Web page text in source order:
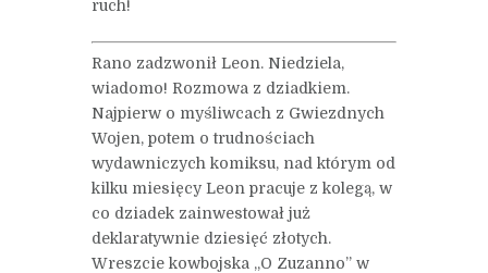
ruch!
Rano zadzwonił Leon. Niedziela,
wiadomo! Rozmowa z dziadkiem.
Najpierw o myśliwcach z Gwiezdnych
Wojen, potem o trudnościach
wydawniczych komiksu, nad którym od
kilku miesięcy Leon pracuje z kolegą, w
co dziadek zainwestował już
deklaratywnie dziesięć złotych.
Wreszcie kowbojska „O Zuzanno” w